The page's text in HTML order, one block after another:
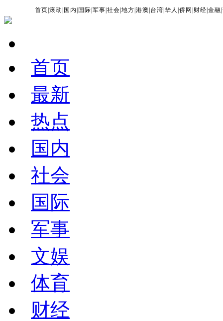
首页 |滚动 国内 国际 |军事 |社会 |地方 |港澳 台湾 |华人 |侨网 财经 |金融 |
首页
最新
热点
国内
社会
国际
军事
文娱
体育
财经